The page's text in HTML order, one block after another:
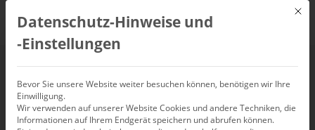
Bildung
Grafisch tabellieren
Mit
Datenschutz-Hinweise und
‑Einstellungen
Bevor Sie unsere Website weiter besuchen können, benötigen wir Ihre
Einwilligung.
Wir verwenden auf unserer Website Cookies und andere Techniken, die
Informationen auf Ihrem Endgerät speichern und abrufen können.